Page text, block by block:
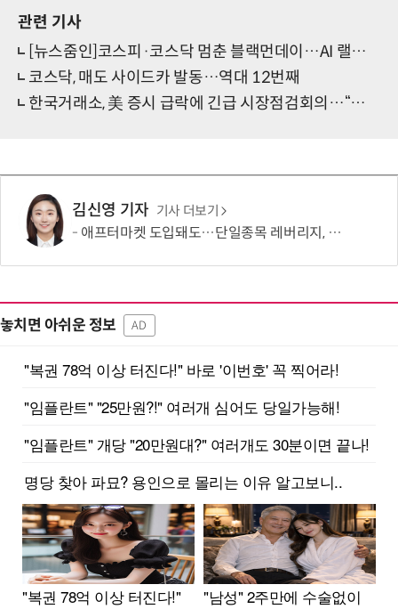
관련 기사
[뉴스줌인]코스피·코스닥 멈춘 블랙먼데이…AI 랠리 과열에 금리 쇼크
코스닥, 매도 사이드카 발동…역대 12번째
한국거래소, 美 증시 급락에 긴급 시장점검회의…“시장 안정 운영 총력”
김신영 기자 기사 더보기
애프터마켓 도입돼도…단일종목 레버리지, 거래 가능성 희박
놓치면 아쉬운 정보 AD